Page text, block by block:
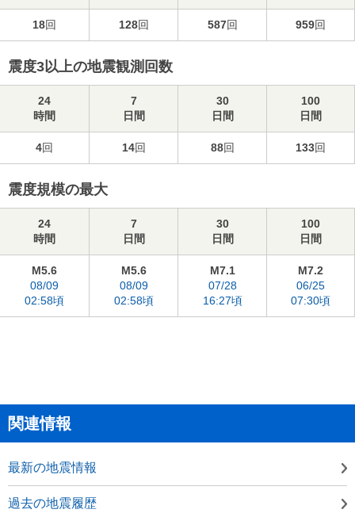
18回 128回 587回 959回
震度3以上の地震観測回数
24
時間
7
日間
30
日間
100
日間
4回 14回 88回 133回
震度規模の最大
24
時間
7
日間
30
日間
100
日間
M5.6
08/09
02:58頃
M5.6
08/09
02:58頃
M7.1
07/28
16:27頃
M7.2
06/25
07:30頃
関連情報
最新の地震情報
過去の地震履歴